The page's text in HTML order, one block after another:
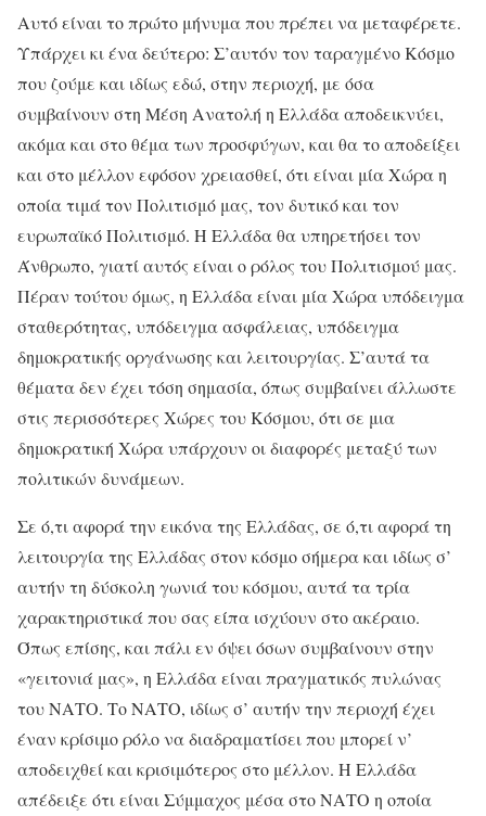
Αυτό είναι το πρώτο μήνυμα που πρέπει να μεταφέρετε.
Υπάρχει κι ένα δεύτερο: Σ’αυτόν τον ταραγμένο Κόσμο
που ζούμε και ιδίως εδώ, στην περιοχή, με όσα
συμβαίνουν στη Μέση Ανατολή η Ελλάδα αποδεικνύει,
ακόμα και στο θέμα των προσφύγων, και θα το αποδείξει
και στο μέλλον εφόσον χρειασθεί, ότι είναι μία Χώρα η
οποία τιμά τον Πολιτισμό μας, τον δυτικό και τον
ευρωπαϊκό Πολιτισμό. Η Ελλάδα θα υπηρετήσει τον
Άνθρωπο, γιατί αυτός είναι ο ρόλος του Πολιτισμού μας.
Πέραν τούτου όμως, η Ελλάδα είναι μία Χώρα υπόδειγμα
σταθερότητας, υπόδειγμα ασφάλειας, υπόδειγμα
δημοκρατικής οργάνωσης και λειτουργίας. Σ’αυτά τα
θέματα δεν έχει τόση σημασία, όπως συμβαίνει άλλωστε
στις περισσότερες Χώρες του Κόσμου, ότι σε μια
δημοκρατική Χώρα υπάρχουν οι διαφορές μεταξύ των
πολιτικών δυνάμεων.
Σε ό,τι αφορά την εικόνα της Ελλάδας, σε ό,τι αφορά τη
λειτουργία της Ελλάδας στον κόσμο σήμερα και ιδίως σ’
αυτήν τη δύσκολη γωνιά του κόσμου, αυτά τα τρία
χαρακτηριστικά που σας είπα ισχύουν στο ακέραιο.
Όπως επίσης, και πάλι εν όψει όσων συμβαίνουν στην
«γειτονιά μας», η Ελλάδα είναι πραγματικός πυλώνας
του ΝΑΤΟ. Το ΝΑΤΟ, ιδίως σ’ αυτήν την περιοχή έχει
έναν κρίσιμο ρόλο να διαδραματίσει που μπορεί ν’
αποδειχθεί και κρισιμότερος στο μέλλον. Η Ελλάδα
απέδειξε ότι είναι Σύμμαχος μέσα στο ΝΑΤΟ η οποία